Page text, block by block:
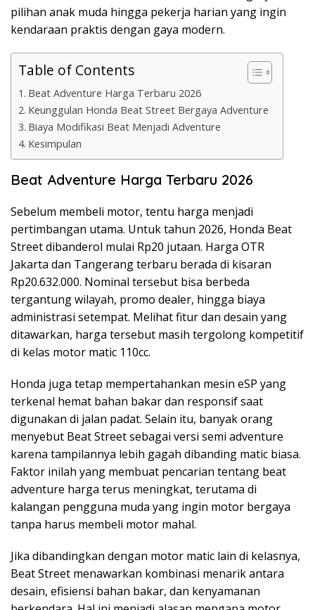
pilihan anak muda hingga pekerja harian yang ingin
kendaraan praktis dengan gaya modern.
Table of Contents
Beat Adventure Harga Terbaru 2026
Keunggulan Honda Beat Street Bergaya Adventure
Biaya Modifikasi Beat Menjadi Adventure
Kesimpulan
Beat Adventure Harga Terbaru 2026
Sebelum membeli motor, tentu harga menjadi
pertimbangan utama. Untuk tahun 2026, Honda Beat
Street dibanderol mulai Rp20 jutaan. Harga OTR
Jakarta dan Tangerang terbaru berada di kisaran
Rp20.632.000. Nominal tersebut bisa berbeda
tergantung wilayah, promo dealer, hingga biaya
administrasi setempat. Melihat fitur dan desain yang
ditawarkan, harga tersebut masih tergolong kompetitif
di kelas motor matic 110cc.
Honda juga tetap mempertahankan mesin eSP yang
terkenal hemat bahan bakar dan responsif saat
digunakan di jalan padat. Selain itu, banyak orang
menyebut Beat Street sebagai versi semi adventure
karena tampilannya lebih gagah dibanding matic biasa.
Faktor inilah yang membuat pencarian tentang beat
adventure harga terus meningkat, terutama di
kalangan pengguna muda yang ingin motor bergaya
tanpa harus membeli motor mahal.
Jika dibandingkan dengan motor matic lain di kelasnya,
Beat Street menawarkan kombinasi menarik antara
desain, efisiensi bahan bakar, dan kenyamanan